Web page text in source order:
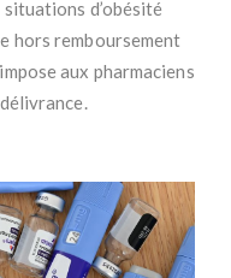
d’obésité
hors remboursement
aux pharmaciens